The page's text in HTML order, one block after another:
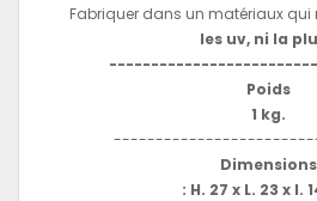
Fabriquer dans un matériaux qui
les uv, ni la
Poids
1 kg.
Dimensions
: H. 27 x L. 23 x l.